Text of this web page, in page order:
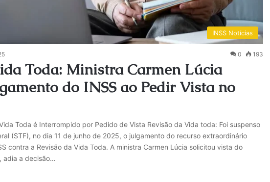
INSS Notícias
0 193
Toda: Ministra Carmen Lúcia
do INSS ao Pedir Vista no
Toda é Interrompido por Pedido de Vista Revisão da Vida toda: Foi suspenso
(STF), no dia 11 de junho de 2025, o julgamento do recurso extraordinário
contra a Revisão da Vida Toda. A ministra Carmen Lúcia solicitou vista do
adia a decisão…